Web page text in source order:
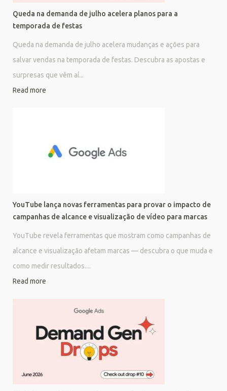
Queda na demanda de julho acelera planos para a
temporada de festas
Queda na demanda de julho acelera mudanças e ações para
salvar vendas na temporada de festas. Descubra as apostas e
surpresas que vêm aí...
Read more
YouTube lança novas ferramentas para provar o impacto de
campanhas de alcance e visualização de vídeo para marcas
YouTube revela ferramentas que mostram como campanhas de
alcance e visualização afetam marcas — descubra o que muda e
como medir resultados....
Read more